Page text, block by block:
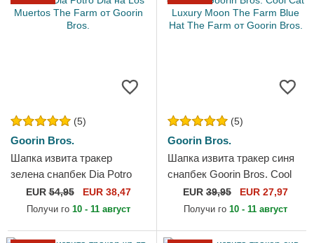
(5)
Goorin Bros.
Шапка извита тракер
зелена снапбек Dia Potro
Dia на Los Muertos The
Farm от Goorin Bros.
EUR54,95 EUR 38,47
Получи го 10 - 11 август
(5)
Goorin Bros.
Шапка извита тракер синя
снапбек Goorin Bros. Cool
Cat Luxury Moon The Farm
Blue Hat The Farm от...
EUR 39,95 EUR 27,97
Получи го 10 - 11 август